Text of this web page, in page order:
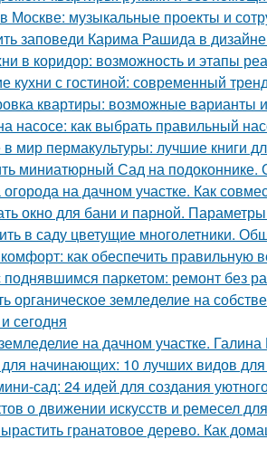
Москве: музыкальные проекты и
заповеди Карима Рашида в
в коридор: возможность и этапы
кухни с гостиной: современный
квартиры: возможные варианты
насосе: как выбрать правильный
мир пермакультуры: лучшие книги
миниатюрный Сад на подоконнике.
на дачном участке. Как
окно для бани и парной.
в саду цветущие многолетники.
как обеспечить правильную
паркетом: ремонт без
органическое земледелие на
сегодня
на дачном участке.
начинающих: 10 лучших видов
сад: 24 идей для создания
о движении искусств и ремесел
гранатовое дерево. Как